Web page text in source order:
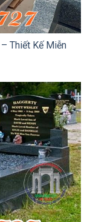
Thiết Kế Miễn